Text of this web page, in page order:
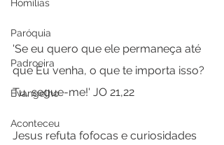
Homilias
Paróquia
Padroeira
Evangelho
Aconteceu
'Se eu quero que ele permaneça até
que Eu venha, o que te importa isso?
Tu, segue-me!' JO 21,22
Jesus refuta fofocas e curiosidades